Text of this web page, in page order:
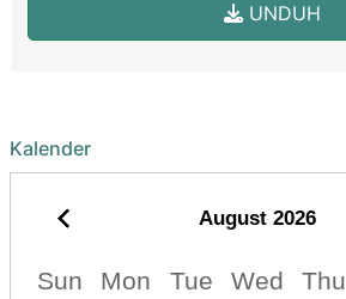
UNDUH
Kalender
August 2026
Sun Mon Tue Wed Thu